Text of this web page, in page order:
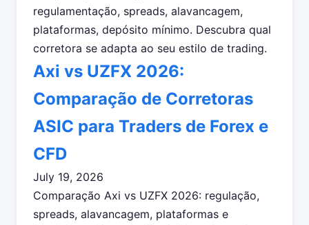
regulamentação, spreads, alavancagem,
plataformas, depósito mínimo. Descubra qual
corretora se adapta ao seu estilo de trading.
Axi vs UZFX 2026:
Comparação de Corretoras
ASIC para Traders de Forex e
CFD
July 19, 2026
Comparação Axi vs UZFX 2026: regulação,
spreads, alavancagem, plataformas e